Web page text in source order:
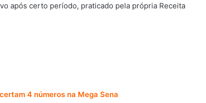
após certo período, praticado pela própria Receita
4 números na Mega Sena